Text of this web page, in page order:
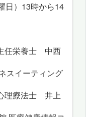
）13時から14
栄養士 中西
スイーティング
療法士 井上